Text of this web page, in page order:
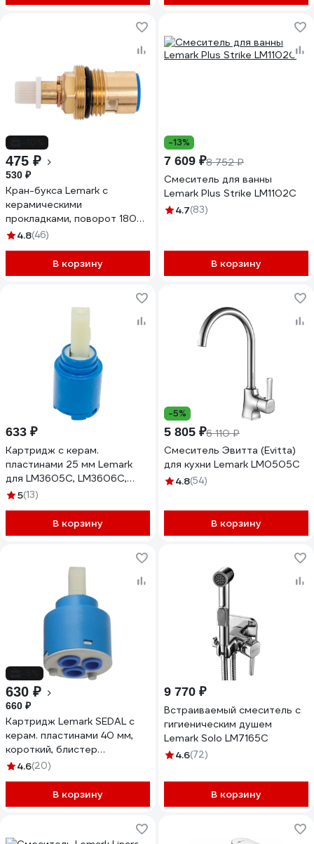
475 ₽
530 ₽
Кран-букса Lemark с
керамическими
прокладками, поворот 180
гр., холодная, блистер
4.8(46)
В корзину
-13%
7 609 ₽8 752 ₽
Смеситель для ванны
Lemark Plus Strike LM1102C
4.7(83)
В корзину
633 ₽
Картридж с керам.
пластинами 25 мм Lemark
для LM3605C, LM3606C,
LM3608C, LM3405C,
LM8592P-BL
5(13)
В корзину
-5%
5 805 ₽6 110 ₽
Смеситель Эвитта (Evitta)
для кухни Lemark LM0505C
4.8(54)
В корзину
630 ₽
660 ₽
Картридж Lemark SEDAL с
керам. пластинами 40 мм,
короткий, блистер
LM8505P-BL
4.6(20)
В корзину
9 770 ₽
Встраиваемый смеситель с
гигиеническим душем
Lemark Solo LM7165C
4.6(72)
В корзину